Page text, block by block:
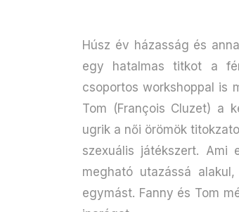
Húsz év házasság és
egy hatalmas titkot a
csoportos workshoppal is
Tom (François Cluzet) a
ugrik a női örömök
szexuális játékszert. Ami
megható utazássá
egymást. Fanny és Tom